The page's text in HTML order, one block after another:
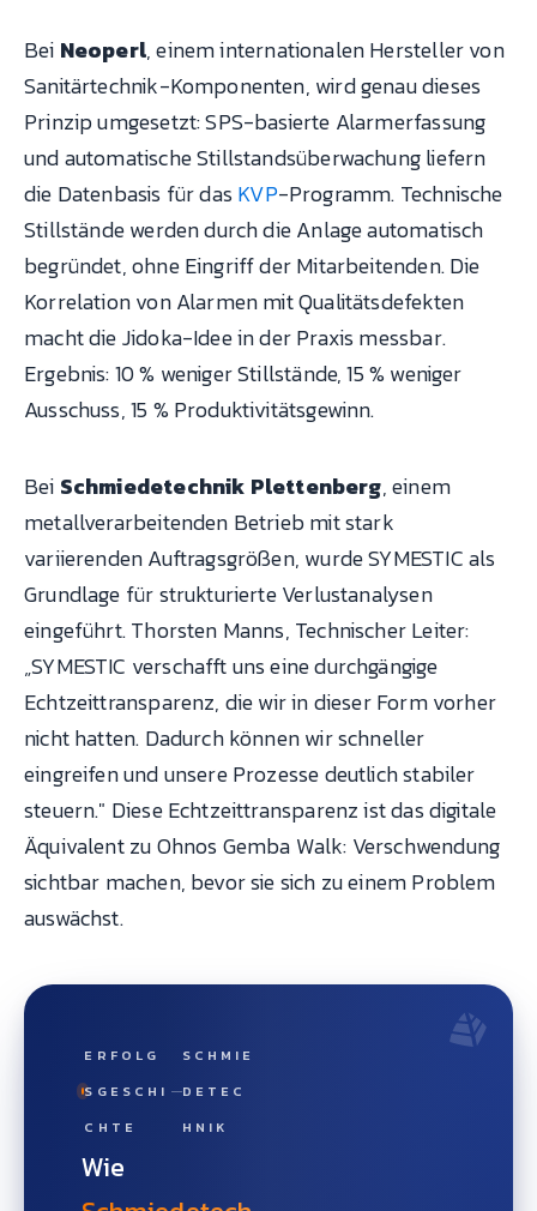
Bei Neoperl, einem internationalen Hersteller von
Sanitärtechnik-Komponenten, wird genau dieses
Prinzip umgesetzt: SPS-basierte Alarmerfassung
und automatische Stillstandsüberwachung liefern
die Datenbasis für das KVP-Programm. Technische
Stillstände werden durch die Anlage automatisch
begründet, ohne Eingriff der Mitarbeitenden. Die
Korrelation von Alarmen mit Qualitätsdefekten
macht die Jidoka-Idee in der Praxis messbar.
Ergebnis: 10 % weniger Stillstände, 15 % weniger
Ausschuss, 15 % Produktivitätsgewinn.
Bei Schmiedetechnik Plettenberg, einem
metallverarbeitenden Betrieb mit stark
variierenden Auftragsgrößen, wurde SYMESTIC als
Grundlage für strukturierte Verlustanalysen
eingeführt. Thorsten Manns, Technischer Leiter:
„SYMESTIC verschafft uns eine durchgängige
Echtzeittransparenz, die wir in dieser Form vorher
nicht hatten. Dadurch können wir schneller
eingreifen und unsere Prozesse deutlich stabiler
steuern." Diese Echtzeittransparenz ist das digitale
Äquivalent zu Ohnos Gemba Walk: Verschwendung
sichtbar machen, bevor sie sich zu einem Problem
auswächst.
ERFOLG
SGESCHI
CHTE
SCHMIE
DETEC
HNIK
Wie